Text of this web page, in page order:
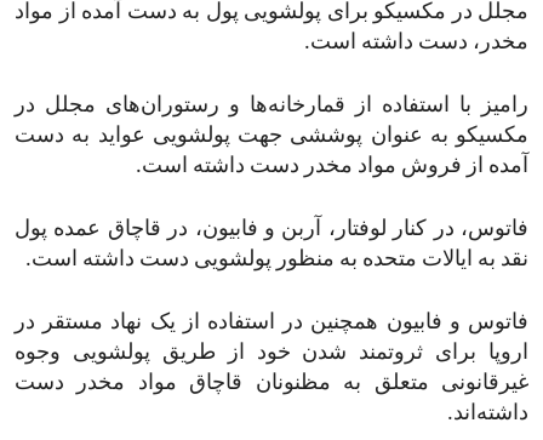
مجلل در مکسیکو برای پولشویی پول به دست آمده از مواد
مخدر، دست داشته است.
رامیز با استفاده از قمارخانه‌ها و رستوران‌های مجلل در
مکسیکو به عنوان پوششی جهت پولشویی عواید به دست
آمده از فروش مواد مخدر دست داشته است.
فاتوس، در کنار لوفتار، آربن و فابیون، در قاچاق عمده پول
نقد به ایالات متحده به منظور پولشویی دست داشته است.
فاتوس و فابیون همچنین در استفاده از یک نهاد مستقر در
اروپا برای ثروتمند شدن خود از طریق پولشویی وجوه
غیرقانونی متعلق به مظنونان قاچاق مواد مخدر دست
داشته‌اند.